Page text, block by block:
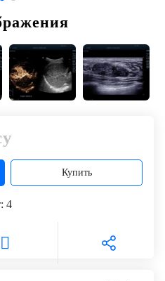
Купить
4